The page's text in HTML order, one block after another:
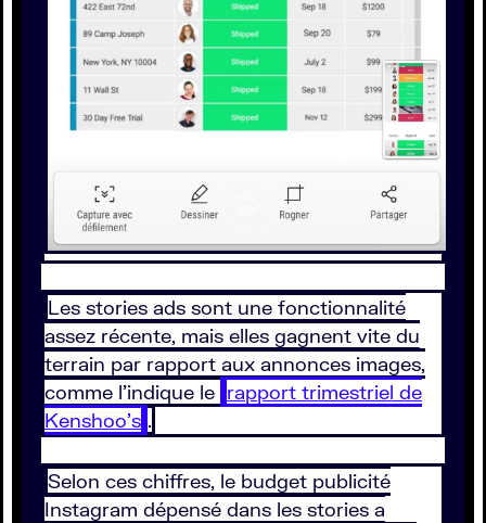
Les stories ads sont une fonctionnalité
assez récente, mais elles gagnent vite du
terrain par rapport aux annonces images,
comme l’indique le rapport trimestriel de
Kenshoo’s .
Selon ces chiffres, le budget publicité
Instagram dépensé dans les stories a